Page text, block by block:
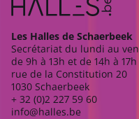
Les Halles de Schaerbeek
Secrétariat du lundi au
de 9h à 13h et de 14h à 17h
rue de la Constitution 20
1030 Schaerbeek
+ 32 (0)2 227 59 60
info@halles.be